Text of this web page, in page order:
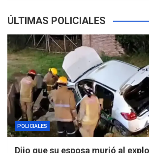
ÚLTIMAS POLICIALES
POLICIALES
Dijo que su esposa murió al